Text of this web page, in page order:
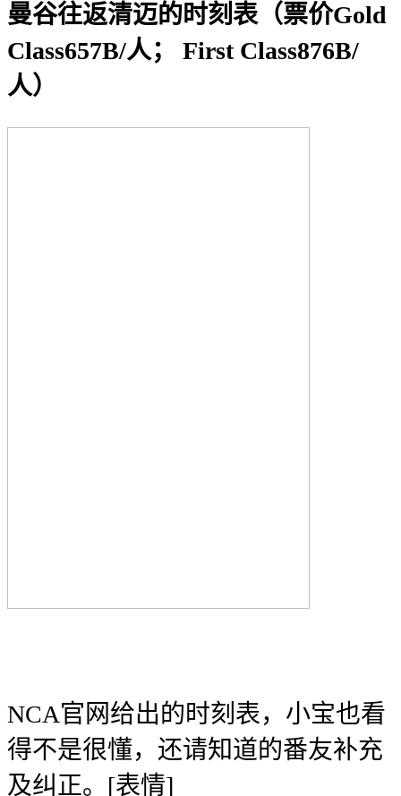
曼谷往返清迈的时刻表（票价Gold
Class657B/人； First Class876B/
人）
NCA官网给出的时刻表，小宝也看
得不是很懂，还请知道的番友补充
及纠正。[表情]